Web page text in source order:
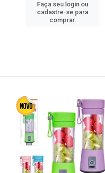
Faça seu login ou
cadastre-se para
comprar.